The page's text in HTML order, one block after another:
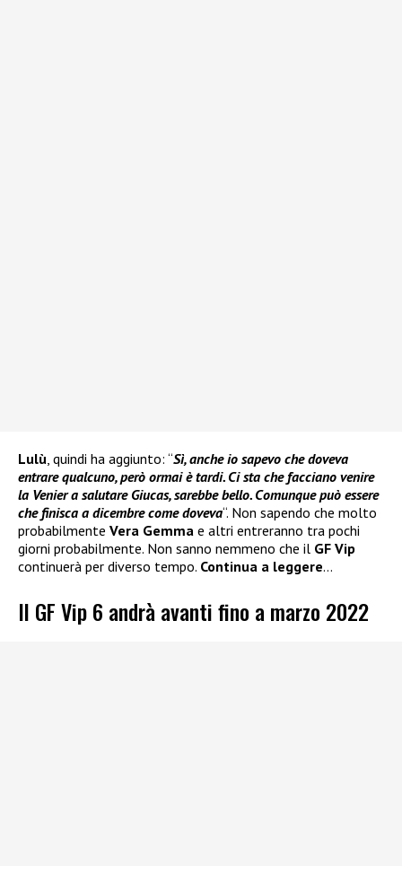
Lulù , quindi ha aggiunto: “Sì, anche io sapevo che doveva
entrare qualcuno, però ormai è tardi. Ci sta che facciano venire
la Venier a salutare Giucas, sarebbe bello. Comunque può essere
che finisca a dicembre come doveva“. Non sapendo che molto
probabilmente Vera Gemma e altri entreranno tra pochi
giorni probabilmente. Non sanno nemmeno che il GF Vip
continuerà per diverso tempo. Continua a leggere…
Il GF Vip 6 andrà avanti fino a marzo 2022